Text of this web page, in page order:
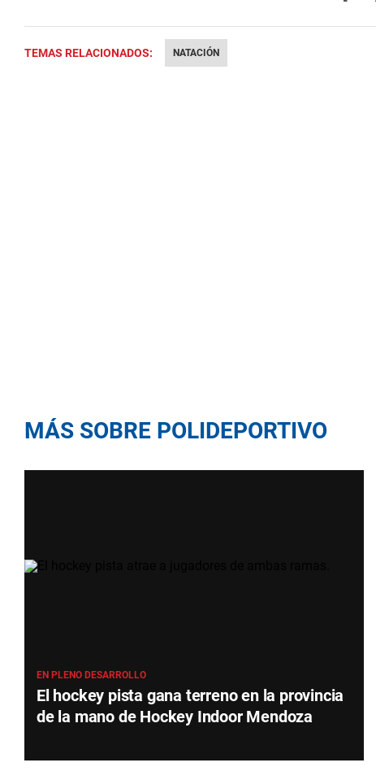
TEMAS RELACIONADOS: NATACIÓN
MÁS SOBRE POLIDEPORTIVO
EN PLENO DESARROLLO
El hockey pista gana terreno en la provincia
de la mano de Hockey Indoor Mendoza